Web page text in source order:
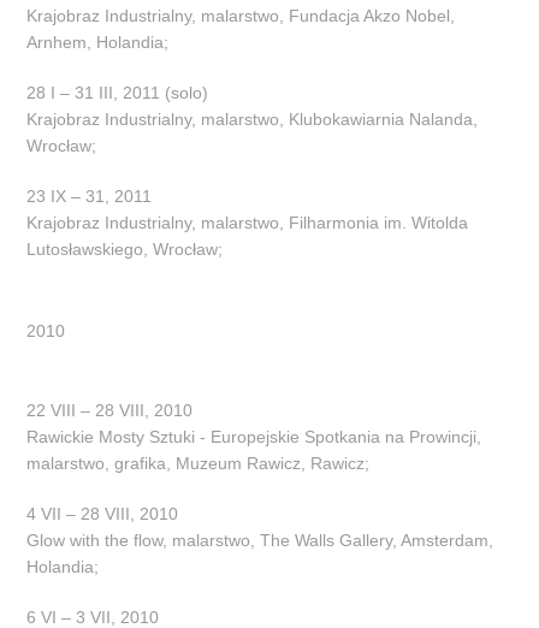
Krajobraz Industrialny, malarstwo, Fundacja Akzo Nobel,
Arnhem, Holandia;
28 I – 31 III, 2011 (solo)
Krajobraz Industrialny, malarstwo, Klubokawiarnia Nalanda,
Wrocław;
23 IX – 31, 2011
Krajobraz Industrialny, malarstwo, Filharmonia im. Witolda
Lutosławskiego, Wrocław;
2010
22 VIII – 28 VIII, 2010
Rawickie Mosty Sztuki - Europejskie Spotkania na Prowincji,
malarstwo, grafika, Muzeum Rawicz, Rawicz;
4 VII – 28 VIII, 2010
Glow with the flow, malarstwo, The Walls Gallery, Amsterdam,
Holandia;
6 VI – 3 VII, 2010